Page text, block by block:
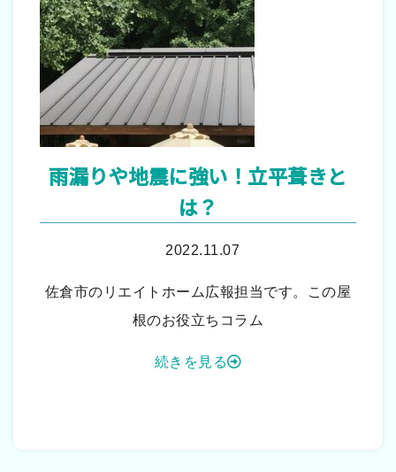
雨漏りや地震に強い！立平葺きと
は？
2022.11.07
佐倉市のリエイトホーム広報担当です。この屋
根のお役立ちコラム
続きを見る